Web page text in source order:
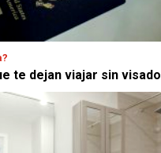
te dejan viajar sin visado